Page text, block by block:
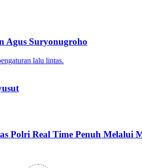
Agus Suryonugroho
Polri Real Time Penuh Melalui